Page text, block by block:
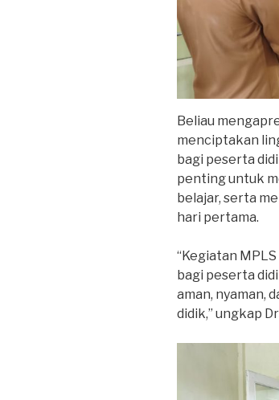
Beliau
menciptakan
bagi peserta
penting untuk
belajar, serta
hari pertama.
“Kegiatan
bagi peserta
aman, nyaman,
didik,” ungkap